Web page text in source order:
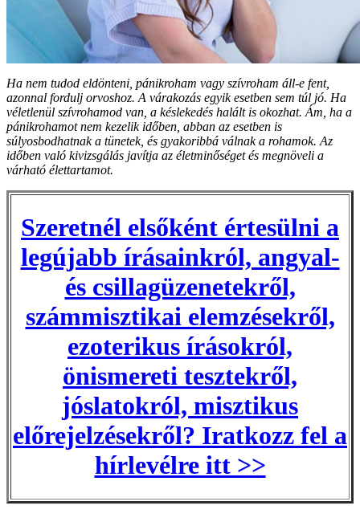
Ha nem tudod eldönteni, pánikroham vagy szívroham áll-e fent,
azonnal fordulj orvoshoz. A várakozás egyik esetben sem túl jó. Ha
véletlenül szívrohamod van, a késlekedés halált is okozhat. Ám, ha a
pánikrohamot nem kezelik időben, abban az esetben is
súlyosbodhatnak a tünetek, és gyakoribbá válnak a rohamok. Az
időben való kivizsgálás javítja az életminőséget és megnöveli a
várható élettartamot.
Szeretnél elsőként értesülni a
legújabb írásainkról, angyal-
és csillagüzenetekről,
számmisztikai elemzésekről,
ezoterikus írásokról,
önismereti tesztekről,
jóslatokról, misztikus
előrejelzésekről? Iratkozz fel a
hírlevélre itt >>